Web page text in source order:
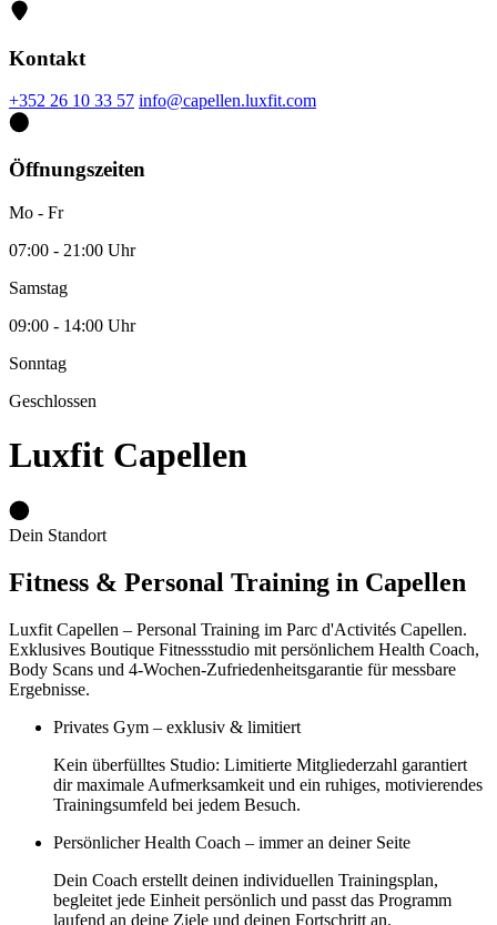
Kontakt
+352 26 10 33 57 info@capellen.luxfit.com
Öffnungszeiten
Mo - Fr
07:00 - 21:00 Uhr
Samstag
09:00 - 14:00 Uhr
Sonntag
Geschlossen
Luxfit Capellen
Dein Standort
Fitness & Personal Training in Capellen
Luxfit Capellen – Personal Training im Parc d'Activités Capellen.
Exklusives Boutique Fitnessstudio mit persönlichem Health Coach,
Body Scans und 4-Wochen-Zufriedenheitsgarantie für messbare
Ergebnisse.
Privates Gym – exklusiv & limitiert
Kein überfülltes Studio: Limitierte Mitgliederzahl garantiert
dir maximale Aufmerksamkeit und ein ruhiges, motivierendes
Trainingsumfeld bei jedem Besuch.
Persönlicher Health Coach – immer an deiner Seite
Dein Coach erstellt deinen individuellen Trainingsplan,
begleitet jede Einheit persönlich und passt das Programm
laufend an deine Ziele und deinen Fortschritt an.